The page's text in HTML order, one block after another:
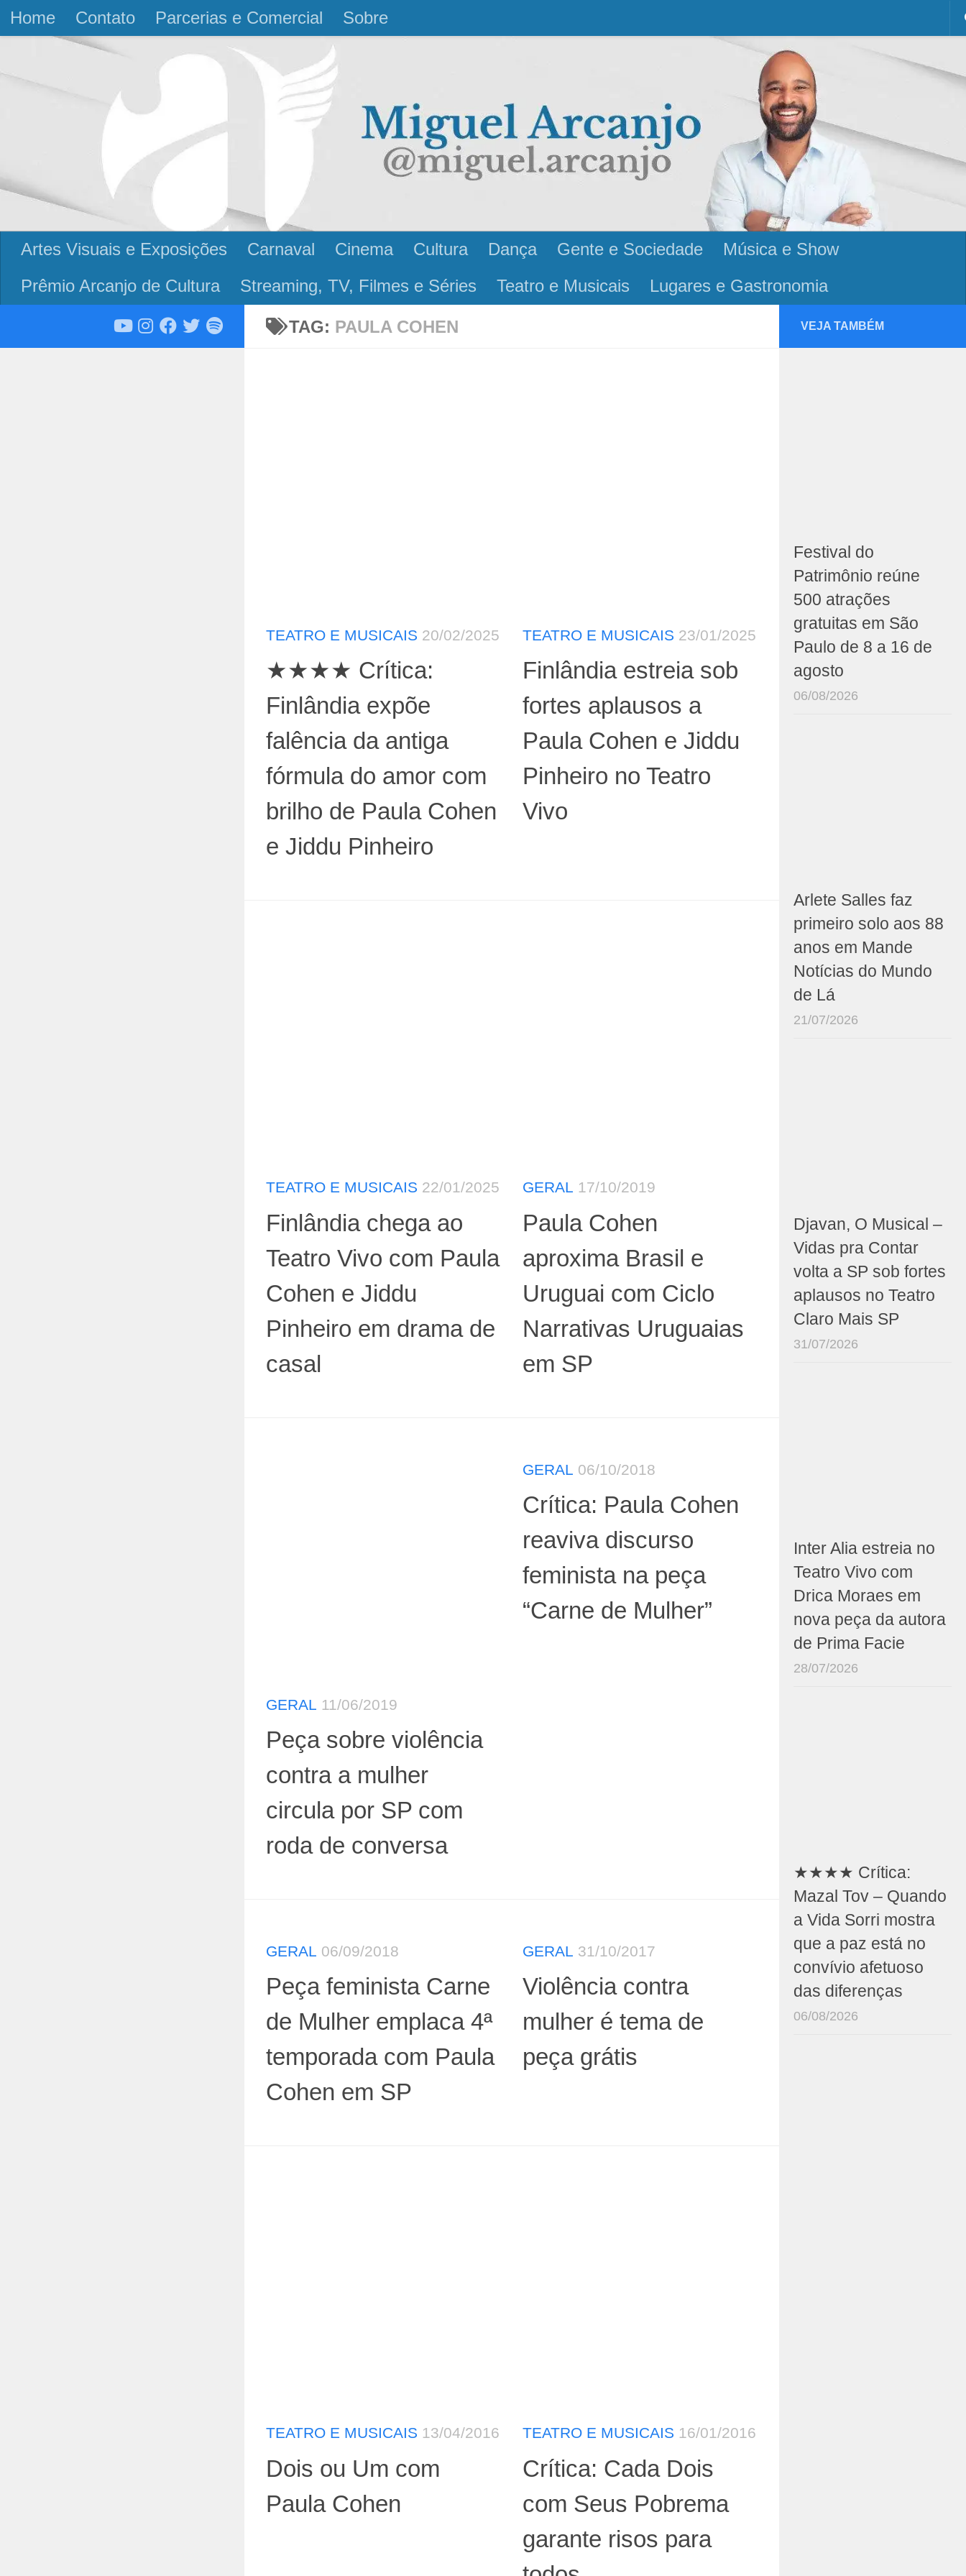
Skip to content
Home Contato Parcerias e Comercial Sobre
Artes Visuais e Exposições Carnaval Cinema Cultura Dança Gente e Sociedade
Música e Show
Prêmio Arcanjo de Cultura
Streaming, TV, Filmes e Séries Teatro e Musicais Lugares e Gastronomia
TAG: PAULA COHEN
TEATRO E MUSICAIS 20/02/2025
★★★★ Crítica:
Finlândia expõe
falência da antiga
fórmula do amor com
brilho de Paula Cohen
e Jiddu Pinheiro
TEATRO E MUSICAIS 23/01/2025
Finlândia estreia sob
fortes aplausos a
Paula Cohen e Jiddu
Pinheiro no Teatro
Vivo
TEATRO E MUSICAIS 22/01/2025
Finlândia chega ao
Teatro Vivo com Paula
Cohen e Jiddu
Pinheiro em drama de
casal
GERAL 17/10/2019
Paula Cohen
aproxima Brasil e
Uruguai com Ciclo
Narrativas Uruguaias
em SP
GERAL 11/06/2019
Peça sobre violência
contra a mulher
circula por SP com
roda de conversa
GERAL 06/10/2018
Crítica: Paula Cohen
reaviva discurso
feminista na peça
“Carne de Mulher”
GERAL 06/09/2018
Peça feminista Carne
de Mulher emplaca 4ª
temporada com Paula
Cohen em SP
GERAL 31/10/2017
Violência contra
mulher é tema de
peça grátis
TEATRO E MUSICAIS 13/04/2016
Dois ou Um com
Paula Cohen
TEATRO E MUSICAIS 16/01/2016
Crítica: Cada Dois
com Seus Pobrema
garante risos para
VEJA TAMBÉM
Festival do
Patrimônio reúne
500 atrações
gratuitas em São
Paulo de 8 a 16 de
agosto
06/08/2026
Arlete Salles faz
primeiro solo aos 88
anos em Mande
Notícias do Mundo
de Lá
21/07/2026
Djavan, O Musical –
Vidas pra Contar
volta a SP sob fortes
aplausos no Teatro
Claro Mais SP
31/07/2026
Inter Alia estreia no
Teatro Vivo com
Drica Moraes em
nova peça da autora
de Prima Facie
28/07/2026
★★★★ Crítica:
Mazal Tov – Quando
a Vida Sorri mostra
que a paz está no
convívio afetuoso
das diferenças
06/08/2026